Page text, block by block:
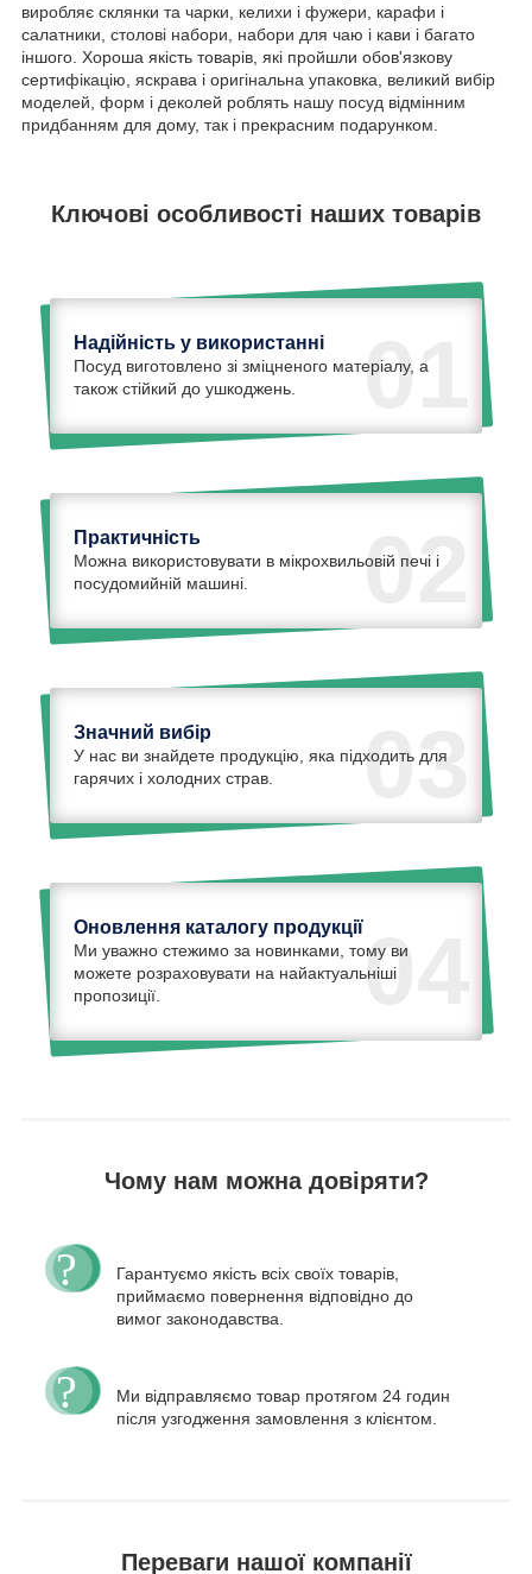
виробляє склянки та чарки, келихи і фужери, карафи і
салатники, столові набори, набори для чаю і кави і багато
іншого. Хороша якість товарів, які пройшли обов'язкову
сертифікацію, яскрава і оригінальна упаковка, великий вибір
моделей, форм і деколей роблять нашу посуд відмінним
придбанням для дому, так і прекрасним подарунком.
Ключові особливості наших товарів
01
Надійність у використанні
Посуд виготовлено зі зміцненого матеріалу, а
також стійкий до ушкоджень.
02
Практичність
Можна використовувати в мікрохвильовій печі і
посудомийній машині.
03
Значний вибір
У нас ви знайдете продукцію, яка підходить для
гарячих і холодних страв.
04
Оновлення каталогу продукції
Ми уважно стежимо за новинками, тому ви
можете розраховувати на найактуальніші
пропозиції.
Чому нам можна довіряти?
Гарантуємо якість всіх своїх товарів,
приймаємо повернення відповідно до
вимог законодавства.
Ми відправляємо товар протягом 24 годин
після узгодження замовлення з клієнтом.
Переваги нашої компанії